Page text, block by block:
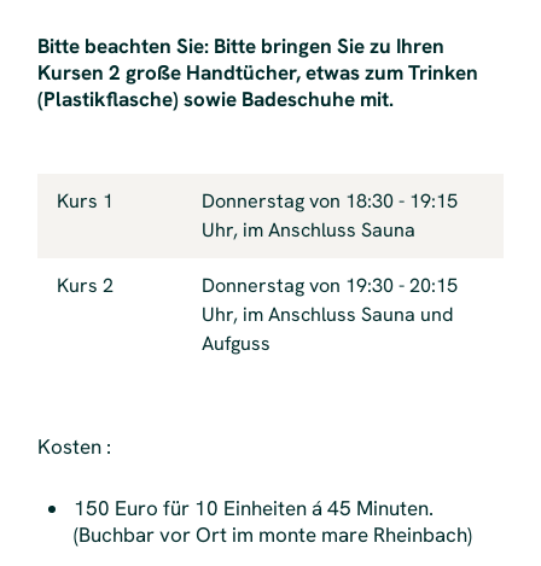
Bitte beachten Sie: Bitte bringen Sie zu Ihren
Kursen 2 große Handtücher, etwas zum Trinken
(Plastikflasche) sowie Badeschuhe mit.
Kurs 1
Donnerstag von 18:30 - 19:15
Uhr, im Anschluss Sauna
Kurs 2
Donnerstag von 19:30 - 20:15
Uhr, im Anschluss Sauna und
Aufguss
Kosten :
150 Euro für 10 Einheiten á 45 Minuten.
(Buchbar vor Ort im monte mare Rheinbach)